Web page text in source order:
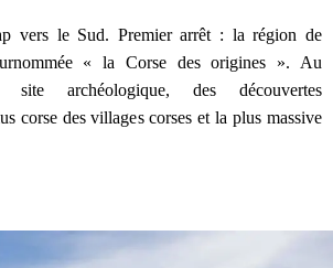
vers le Sud. Premier arrêt : la région de
« la Corse des origines ». Au
archéologique, des découvertes
corse des villages corses et la plus massive